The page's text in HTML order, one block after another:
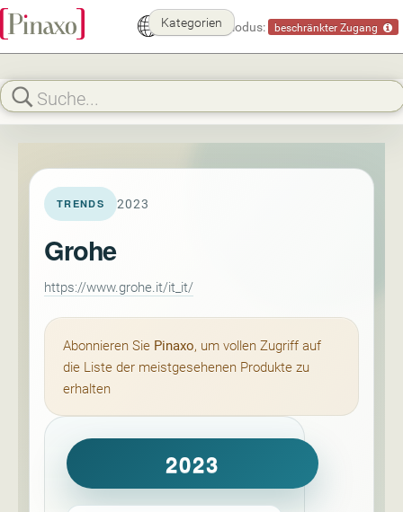
Demomodus: beschränkter Zugang
Kategorien
TRENDS 2023
Grohe
https://www.grohe.it/it_it/
Abonnieren Sie Pinaxo, um vollen Zugriff auf
die Liste der meistgesehenen Produkte zu
erhalten
2023